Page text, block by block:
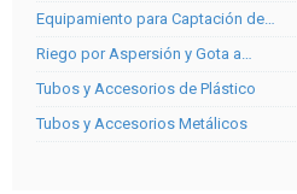
Equipamiento para Captación de…
Riego por Aspersión y Gota a…
Tubos y Accesorios de Plástico
Tubos y Accesorios Metálicos